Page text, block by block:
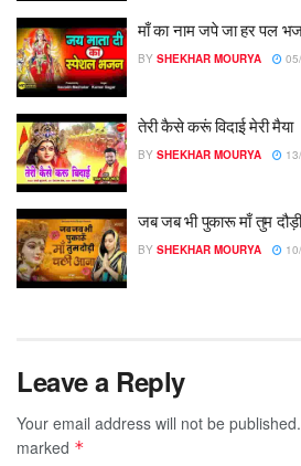
माँ का नाम जपे जा हर पल
BY SHEKHAR MOURYA
तेरी कैसे करूं विदाई मेरी मैया
BY SHEKHAR MOURYA
जब जब भी पुकारू माँ तुम
BY SHEKHAR MOURYA
Leave a Reply
Your email address will not be published.
marked *